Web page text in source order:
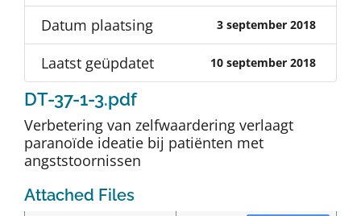
Datum plaatsing 3 september 2018
Laatst geüpdatet 10 september 2018
DT-37-1-3.pdf
Verbetering van zelfwaardering verlaagt
paranoïde ideatie bij patiënten met
angststoornissen
Attached Files